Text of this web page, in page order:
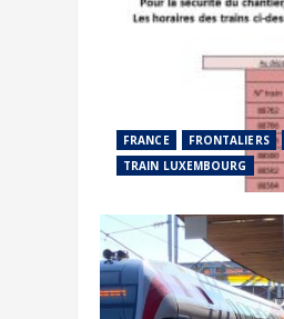
FRANCE FRONTALIERS
TRAIN LUXEMBOURG